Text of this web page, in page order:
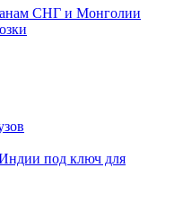
СНГ и Монголии
под ключ для